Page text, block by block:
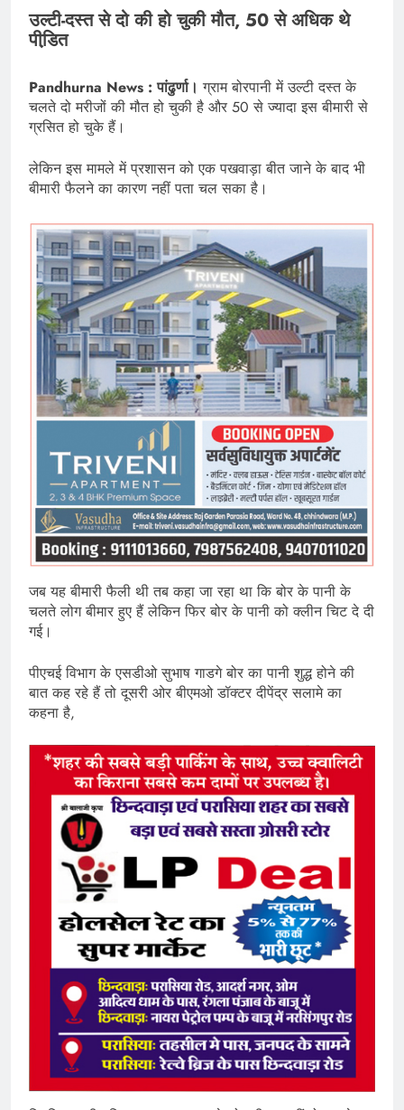
उल्टी-दस्त से दो की हो चुकी मौत, 50 से अधिक थे
पीडि़त
Pandhurna News : पांढुर्णा।ग्राम बोरपानी में उल्टी दस्त के
चलते दो मरीजों की मौत हो चुकी है और 50 से ज्यादा इस बीमारी से
ग्रसित हो चुके हैं।
लेकिन इस मामले में प्रशासन को एक पखवाड़ा बीत जाने के बाद भी
बीमारी फैलने का कारण नहीं पता चल सका है।
जब यह बीमारी फैली थी तब कहा जा रहा था कि बोर के पानी के
चलते लोग बीमार हुए हैं लेकिन फिर बोर के पानी को क्लीन चिट दे दी
गई।
पीएचई विभाग के एसडीओ सुभाष गाडगे बोर का पानी शुद्ध होने की
बात कह रहे हैं तो दूसरी ओर बीएमओ डॉक्टर दीपेंद्र सलामे का
कहना है,